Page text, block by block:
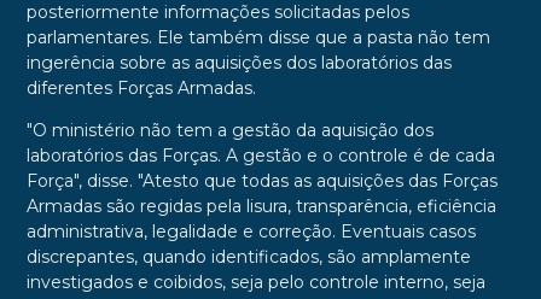
posteriormente informações solicitadas pelos
parlamentares. Ele também disse que a pasta não tem
ingerência sobre as aquisições dos laboratórios das
diferentes Forças Armadas.
"O ministério não tem a gestão da aquisição dos
laboratórios das Forças. A gestão e o controle é de cada
Força", disse. "Atesto que todas as aquisições das Forças
Armadas são regidas pela lisura, transparência, eficiência
administrativa, legalidade e correção. Eventuais casos
discrepantes, quando identificados, são amplamente
investigados e coibidos, seja pelo controle interno, seja